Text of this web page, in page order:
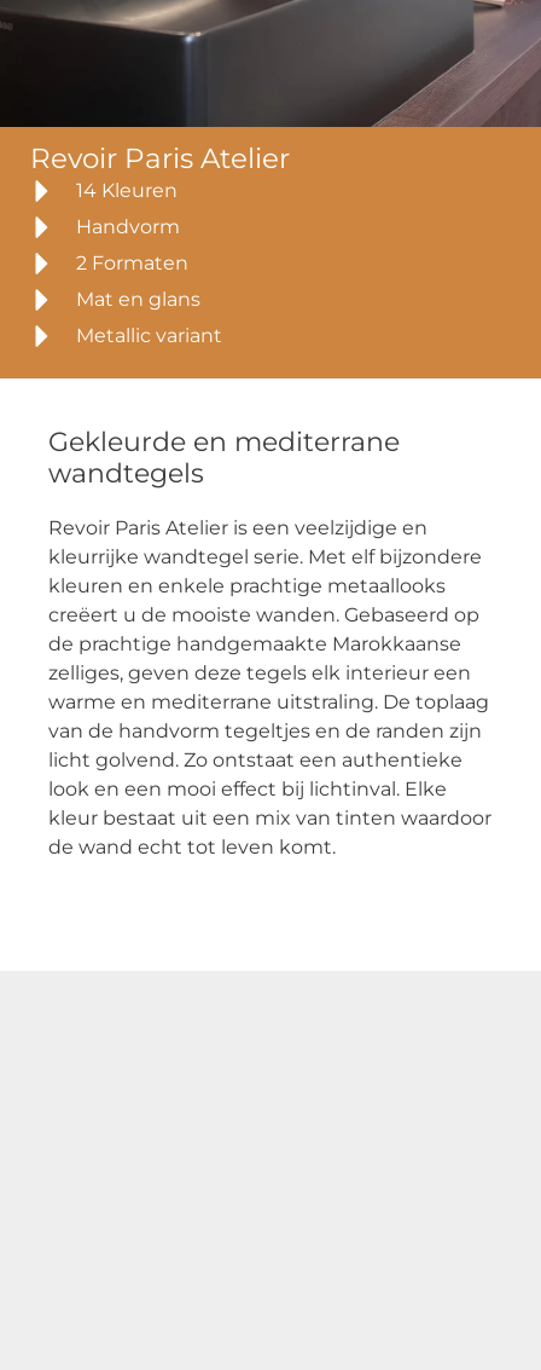
Gekleurde en mediterrane
wandtegels
Revoir Paris Atelier is een veelzijdige en
kleurrijke wandtegel serie. Met elf bijzondere
kleuren en enkele prachtige metaallooks
creëert u de mooiste wanden. Gebaseerd op
de prachtige handgemaakte Marokkaanse
zelliges, geven deze tegels elk interieur een
warme en mediterrane uitstraling. De toplaag
van de handvorm tegeltjes en de randen zijn
licht golvend. Zo ontstaat een authentieke
look en een mooi effect bij lichtinval. Elke
kleur bestaat uit een mix van tinten waardoor
de wand echt tot leven komt.
Revoir Paris Atelier
14 Kleuren
Handvorm
2 Formaten
Mat en glans
Metallic variant